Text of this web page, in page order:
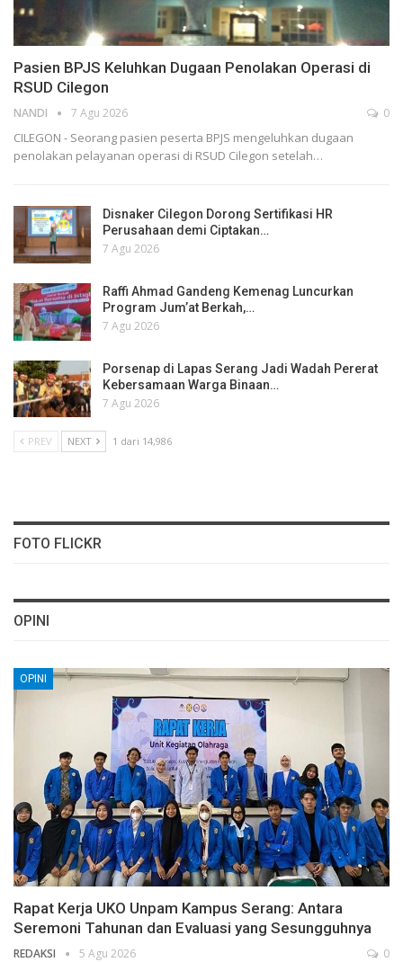
Pasien BPJS Keluhkan Dugaan Penolakan Operasi di
RSUD Cilegon
NANDI 7 Agu 2026 0
CILEGON - Seorang pasien peserta BPJS mengeluhkan dugaan
penolakan pelayanan operasi di RSUD Cilegon setelah…
Disnaker Cilegon Dorong Sertifikasi HR
Perusahaan demi Ciptakan…
7 Agu 2026
Raffi Ahmad Gandeng Kemenag Luncurkan
Program Jum’at Berkah,…
7 Agu 2026
Porsenap di Lapas Serang Jadi Wadah Pererat
Kebersamaan Warga Binaan…
7 Agu 2026
PREV NEXT 1 dari 14,986
FOTO FLICKR
OPINI
OPINI
Rapat Kerja UKO Unpam Kampus Serang: Antara
Seremoni Tahunan dan Evaluasi yang Sesungguhnya
REDAKSI 5 Agu 2026 0